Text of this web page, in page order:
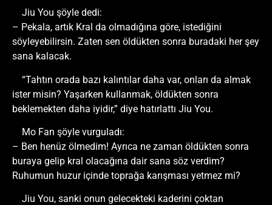
Jiu You şöyle dedi:
– Pekala, artık Kral da olmadığına göre, istediğini
söyleyebilirsin. Zaten sen öldükten sonra buradaki her şey
sana kalacak.
“Tahtın orada bazı kalıntılar daha var, onları da almak
ister misin? Yaşarken kullanmak, öldükten sonra
beklemekten daha iyidir,” diye hatırlattı Jiu You.
Mo Fan şöyle vurguladı:
– Ben henüz ölmedim! Ayrıca ne zaman öldükten sonra
buraya gelip kral olacağına dair sana söz verdim?
Ruhumun huzur içinde toprağa karışması yetmez mi?
Jiu You, sanki onun gelecekteki kaderini çoktan